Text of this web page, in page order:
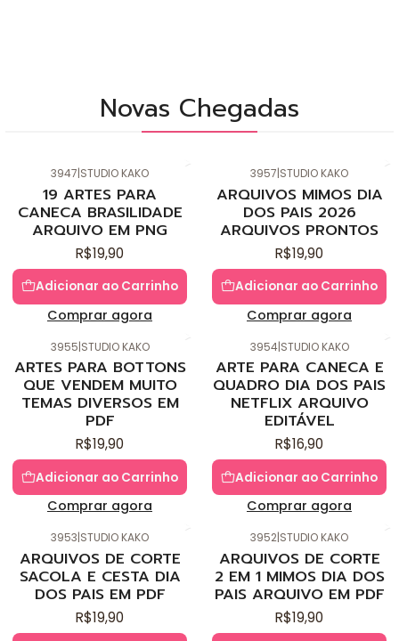
Novas Chegadas
3947|STUDIO KAKO
19 ARTES PARA
CANECA BRASILIDADE
ARQUIVO EM PNG
R$19,90
Adicionar ao Carrinho
Comprar agora
3957|STUDIO KAKO
ARQUIVOS MIMOS DIA
DOS PAIS 2026
ARQUIVOS PRONTOS
R$19,90
Adicionar ao Carrinho
Comprar agora
3955|STUDIO KAKO
ARTES PARA BOTTONS
QUE VENDEM MUITO
TEMAS DIVERSOS EM
PDF
R$19,90
Adicionar ao Carrinho
Comprar agora
3954|STUDIO KAKO
ARTE PARA CANECA E
QUADRO DIA DOS PAIS
NETFLIX ARQUIVO
EDITÁVEL
R$16,90
Adicionar ao Carrinho
Comprar agora
3953|STUDIO KAKO
ARQUIVOS DE CORTE
SACOLA E CESTA DIA
DOS PAIS EM PDF
R$19,90
3952|STUDIO KAKO
ARQUIVOS DE CORTE
2 EM 1 MIMOS DIA DOS
PAIS ARQUIVO EM PDF
R$19,90